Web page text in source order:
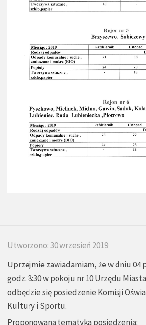
Utworzono: 30 wrzesień 2019
Uprzejmie zawiadamiam, że w dniu 04
godz. 8:30 w pokoju nr 10 Urzędu
odbędzie się posiedzenie Komisji
Kultury i Sportu.
Proponowana tematyka posiedzenia: